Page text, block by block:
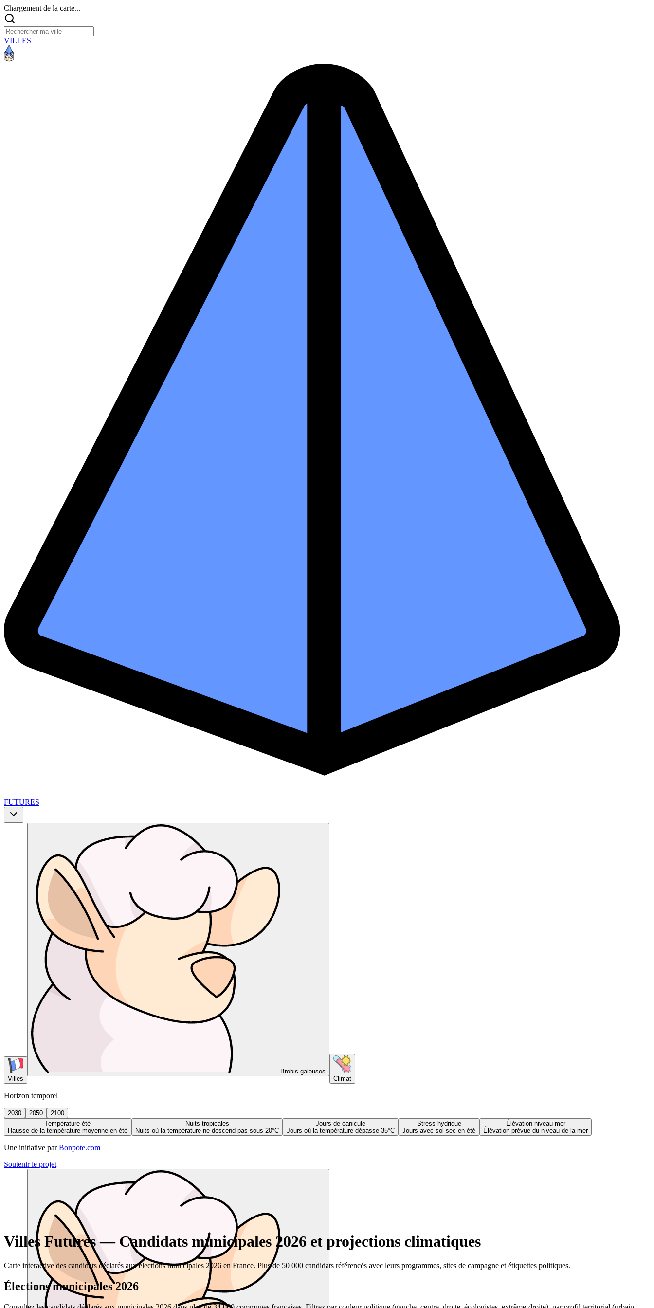
Chargement de la carte...
VILLES
FUTURES
Villes
Brebis galeuses
Climat
Horizon temporel
2030 2050
2100
Température été
Hausse de la température moyenne en été
Nuits tropicales
Nuits où la température ne descend pas sous 20°C
Jours de canicule
Jours où la température dépasse 35°C
Stress hydrique
Jours avec sol sec en été
Élévation niveau mer
Élévation prévue du niveau de la mer
Une initiative par Bonpote.com
Soutenir le projet
Villes Futures — Candidats municipales 2026 et projections climatiques
Carte interactive des candidats déclarés aux élections municipales 2026 en France. Plus de 50 000 candidats référencés avec leurs programmes, sites de campagne et étiquettes politiques.
Élections municipales 2026